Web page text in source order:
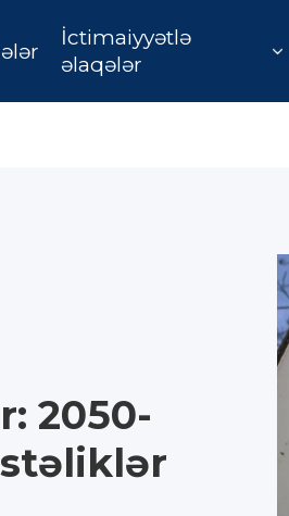
İctimaiyyətlə
əlaqələr
2050-